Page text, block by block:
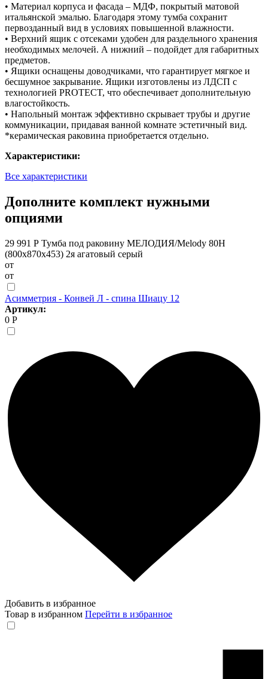
• Материал корпуса и фасада – МДФ, покрытый матовой
итальянской эмалью. Благодаря этому тумба сохранит
первозданный вид в условиях повышенной влажности.
• Верхний ящик с отсеками удобен для раздельного хранения
необходимых мелочей. А нижний – подойдет для габаритных
предметов.
• Ящики оснащены доводчиками, что гарантирует мягкое и
бесшумное закрывание. Ящики изготовлены из ЛДСП с
технологией PROTECT, что обеспечивает дополнительную
влагостойкость.
• Напольный монтаж эффективно скрывает трубы и другие
коммуникации, придавая ванной комнате эстетичный вид.
*керамическая раковина приобретается отдельно.
Характеристики:
Все характеристики
Дополните комплект нужными
опциями
29 991 Р Тумба под раковину МЕЛОДИЯ/Melody 80Н
(800х870х453) 2я агатовый серый
от
от
Асимметрия - Конвей Л - спина Шиацу 12
Артикул:
0 Р
Добавить в избранное
Товар в избранном Перейти в избранное